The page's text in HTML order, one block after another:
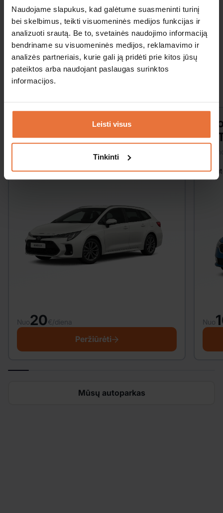
Naudojame slapukus, kad galėtume suasmeninti turinį
bei skelbimus, teikti visuomeninės medijos funkcijas ir
analizuoti srautą. Be to, svetainės naudojimo informaciją
bendriname su visuomeninės medijos, reklamavimo ir
analizės partneriais, kurie gali ją pridėti prie kitos jūsų
pateiktos arba naudojant paslaugas surinktos
informacijos.
Leisti visus
Tinkinti
Paieška
Panašūs automobiliai
Toyota Corolla Wagon M/T
Vidutinė
5 žmonės Kondicionierius
Nuo20€/diena
Peržiūrėti
A/
Nuo
Mūsų autoparkas